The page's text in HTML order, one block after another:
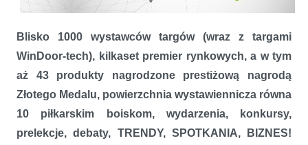
Blisko 1000 wystawców targów (wraz z targami
WinDoor-tech), kilkaset premier rynkowych, a w tym
aż 43 produkty nagrodzone prestiżową nagrodą
Złotego Medalu, powierzchnia wystawiennicza równa
10 piłkarskim boiskom, wydarzenia, konkursy,
prelekcje, debaty, TRENDY, SPOTKANIA, BIZNES!